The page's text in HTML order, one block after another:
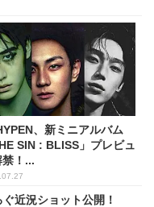
、新ミニアルバム
SIN : BLISS」プレビュ
禁！...
近況ショット公開！